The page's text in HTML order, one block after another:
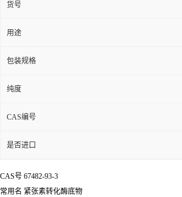
货号
用途
包装规格
纯度
CAS编号
是否进口
CAS号 67482-93-3
常用名 紧张素转化酶底物